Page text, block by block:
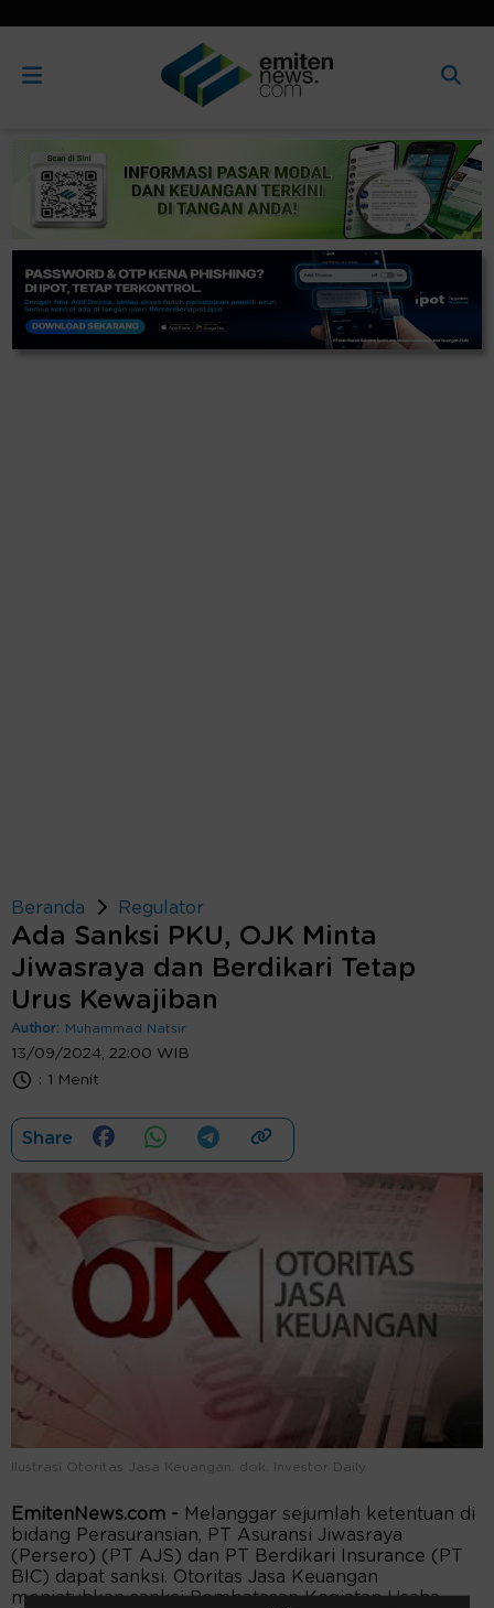
Beranda Regulator
Ada Sanksi PKU, OJK Minta
Jiwasraya dan Berdikari Tetap
Urus Kewajiban
Author: Muhammad Natsir
13/09/2024, 22:00 WIB
: 1 Menit
Share
Ilustrasi Otoritas Jasa Keuangan. dok. Investor Daily.
EmitenNews.com - Melanggar sejumlah ketentuan di
bidang Perasuransian, PT Asuransi Jiwasraya
(Persero) (PT AJS) dan PT Berdikari Insurance (PT
BIC) dapat sanksi. Otoritas Jasa Keuangan
menjatuhkan sanksi Pembatasan Kegiatan Usaha